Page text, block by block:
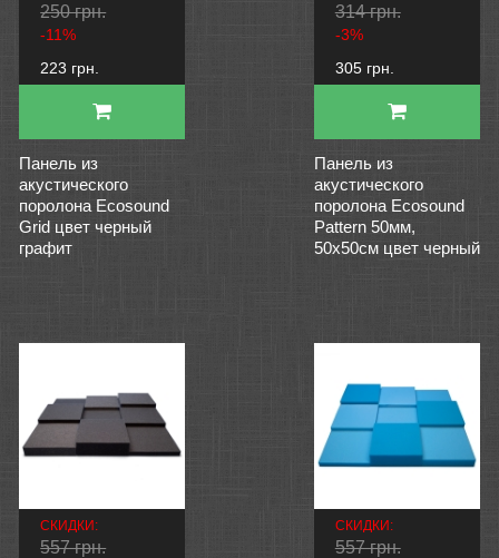
250 грн.
-11%
223 грн.
Панель из
акустического
поролона Ecosound
Grid цвет черный
графит
314 грн.
-3%
305 грн.
Панель из
акустического
поролона Ecosound
Pattern 50мм,
50х50см цвет черный
СКИДКИ:
557 грн.
СКИДКИ:
557 грн.